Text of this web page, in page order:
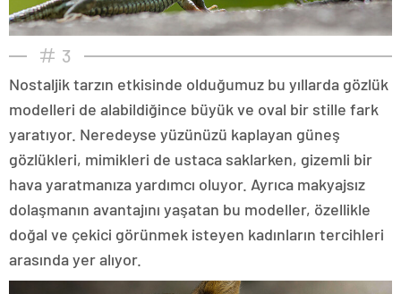
3
Nostaljik tarzın etkisinde olduğumuz bu yıllarda gözlük
modelleri de alabildiğince büyük ve oval bir stille fark
yaratıyor. Neredeyse yüzünüzü kaplayan güneş
gözlükleri, mimikleri de ustaca saklarken, gizemli bir
hava yaratmanıza yardımcı oluyor. Ayrıca makyajsız
dolaşmanın avantajını yaşatan bu modeller, özellikle
doğal ve çekici görünmek isteyen kadınların tercihleri
arasında yer alıyor.